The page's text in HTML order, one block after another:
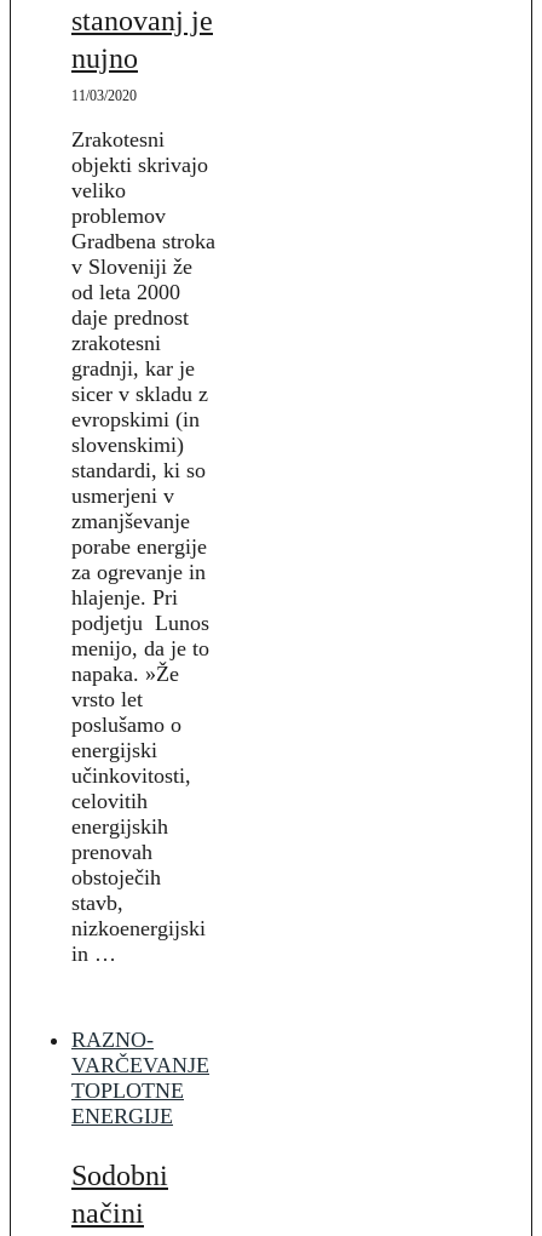
stanovanj je
nujno
11/03/2020
Zrakotesni
objekti skrivajo
veliko
problemov
Gradbena stroka
v Sloveniji že
od leta 2000
daje prednost
zrakotesni
gradnji, kar je
sicer v skladu z
evropskimi (in
slovenskimi)
standardi, ki so
usmerjeni v
zmanjševanje
porabe energije
za ogrevanje in
hlajenje. Pri
podjetju Lunos
menijo, da je to
napaka. »Že
vrsto let
poslušamo o
energijski
učinkovitosti,
celovitih
energijskih
prenovah
obstoječih
stavb,
nizkoenergijski
in …
RAZNO-
VARČEVANJE
TOPLOTNE
ENERGIJE
Sodobni
načini